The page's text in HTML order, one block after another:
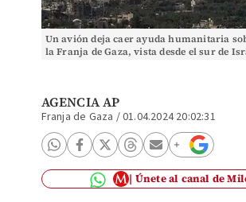
Un avión deja caer ayuda humanitaria
la Franja de Gaza, vista desde el sur de
AGENCIA AP
Franja de Gaza /01.04.2024 20:02:31
Únete al canal de